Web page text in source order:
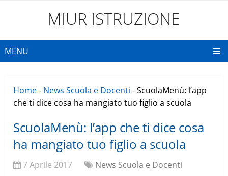
MIUR ISTRUZIONE
MENU
Home- News Scuola e Docenti -ScuolaMenù: l’app
che ti dice cosa ha mangiato tuo figlio a scuola
ScuolaMenù: l’app che ti dice cosa
ha mangiato tuo figlio a scuola
7 Aprile 2017 News Scuola e Docenti